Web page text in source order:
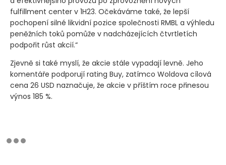
fulfillment center v 1H23. Očekáváme také, že lepší
pochopení silné likvidní pozice společnosti RMBL a výhledu
peněžních toků pomůže v nadcházejících čtvrtletích
podpořit růst akcií.“
Zjevně si také myslí, že akcie stále vypadají levně. Jeho
komentáře podporují rating Buy, zatímco Woldova cílová
cena 26 USD naznačuje, že akcie v příštím roce přinesou
výnos 185 %.